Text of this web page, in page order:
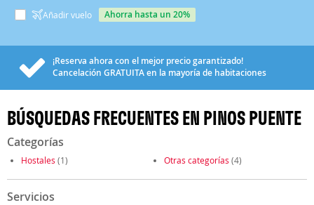
Añadir vuelo ahorra hasta un 20%
¡Reserva ahora con el mejor precio garantizado!
Cancelación GRATUITAen la mayoría de habitaciones
BÚSQUEDAS FRECUENTES EN PINOS PUENTE
Categorías
Hostales (1) Otras categorías (4)
Servicios